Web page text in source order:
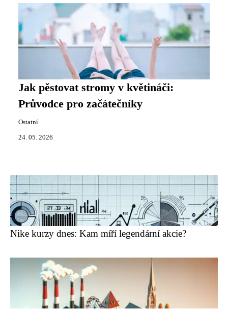
Jak pěstovat stromy v květináči:
Průvodce pro začátečníky
Ostatní
24. 05. 2026
Nike kurzy dnes: Kam míří legendární akcie?